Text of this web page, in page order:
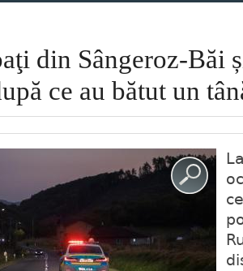
din Sângeroz-Băi
ce au bătut un